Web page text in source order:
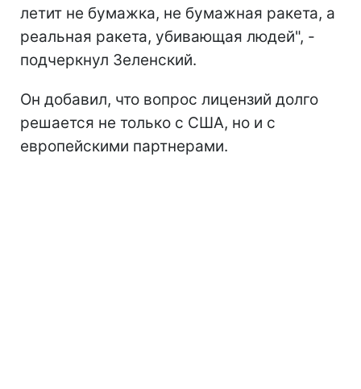
летит не бумажка, не бумажная ракета, а
реальная ракета, убивающая людей", -
подчеркнул Зеленский.
Он добавил, что вопрос лицензий долго
решается не только с США, но и с
европейскими партнерами.